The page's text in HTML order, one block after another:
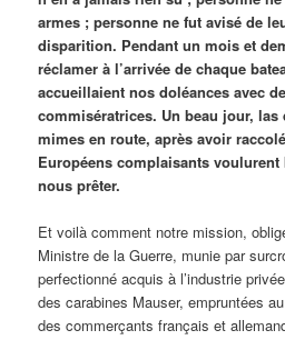
armes ; personne ne fut avisé de
disparition. Pendant un mois et
réclamer à l’arrivée de chaque
accueillaient nos doléances avec
commisératrices. Un beau jour, las
mimes en route, après avoir
Européens complaisants
nous prêter.
Et voilà comment notre mission,
Ministre de la Guerre, munie par
perfectionné acquis à l’industrie
des carabines Mauser, empruntées
des commerçants français et